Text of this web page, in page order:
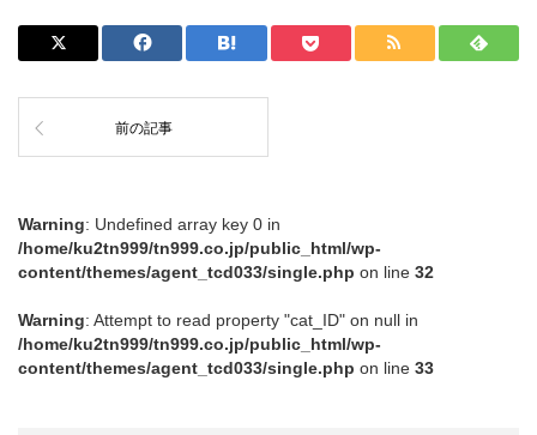
前の記事
Warning: Undefined array key 0 in
/home/ku2tn999/tn999.co.jp/public_html/wp-
content/themes/agent_tcd033/single.php on line 32
Warning: Attempt to read property "cat_ID" on null in
/home/ku2tn999/tn999.co.jp/public_html/wp-
content/themes/agent_tcd033/single.php on line 33